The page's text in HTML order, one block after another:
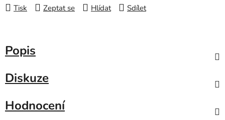
Tisk Zeptat se Hlídat Sdílet
Popis
Diskuze
Hodnocení